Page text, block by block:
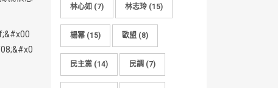
林心如 (7) 林志玲 (15)
楊冪 (15) 歐盟 (8)
民主黨 (14) 民調 (7)